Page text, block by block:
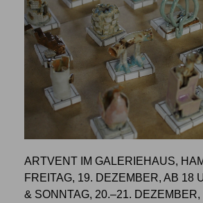
ARTVENT IM GALERIEHAUS,
FREITAG, 19. DEZEMBER, AB 18
& SONNTAG, 20.–21.